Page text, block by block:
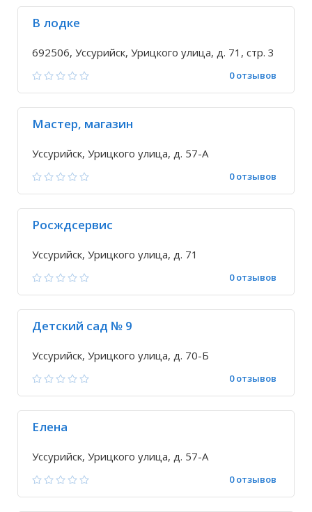
В лодке
692506, Уссурийск, Урицкого улица, д. 71, стр. 3
0 отзывов
Мастер, магазин
Уссурийск, Урицкого улица, д. 57-А
0 отзывов
Росждсервис
Уссурийск, Урицкого улица, д. 71
0 отзывов
Детский сад № 9
Уссурийск, Урицкого улица, д. 70-Б
0 отзывов
Елена
Уссурийск, Урицкого улица, д. 57-А
0 отзывов